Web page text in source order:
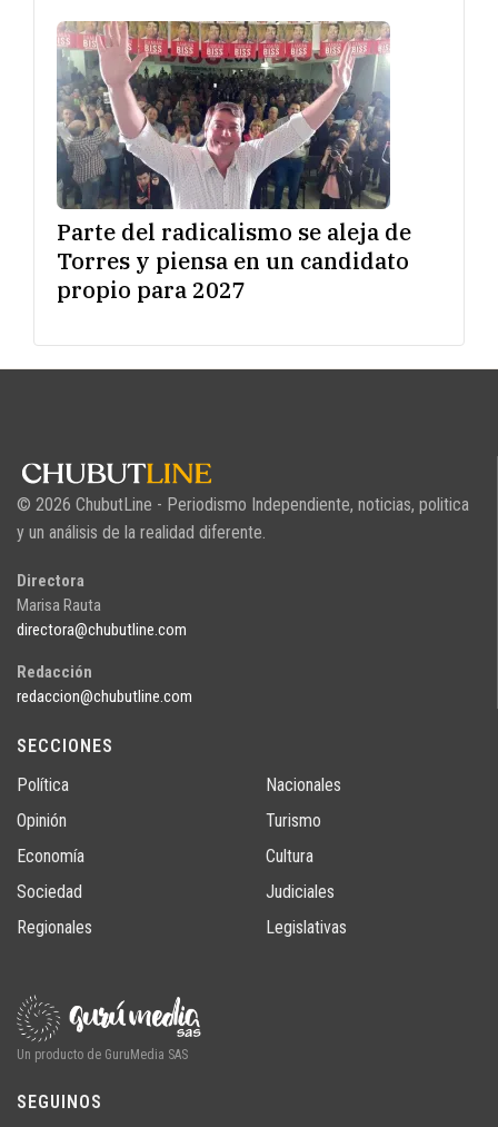
Parte del radicalismo se aleja de
Torres y piensa en un candidato
propio para 2027
© 2026 ChubutLine - Periodismo Independiente, noticias, politica
y un análisis de la realidad diferente.
Directora
Marisa Rauta
directora@chubutline.com
Redacción
redaccion@chubutline.com
SECCIONES
Política
Opinión
Economía
Sociedad
Regionales
Nacionales
Turismo
Cultura
Judiciales
Legislativas
Un producto de GuruMedia SAS
SEGUINOS